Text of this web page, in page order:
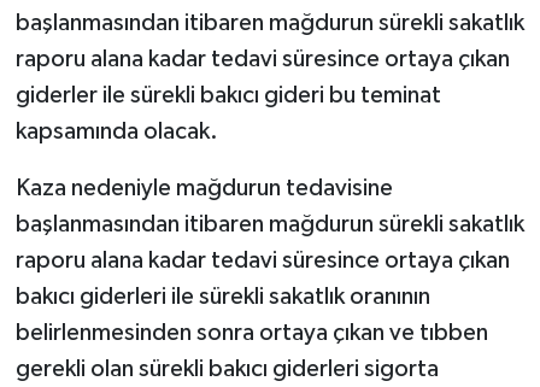
başlanmasından itibaren mağdurun sürekli sakatlık
raporu alana kadar tedavi süresince ortaya çıkan
giderler ile sürekli bakıcı gideri bu teminat
kapsamında olacak.
Kaza nedeniyle mağdurun tedavisine
başlanmasından itibaren mağdurun sürekli sakatlık
raporu alana kadar tedavi süresince ortaya çıkan
bakıcı giderleri ile sürekli sakatlık oranının
belirlenmesinden sonra ortaya çıkan ve tıbben
gerekli olan sürekli bakıcı giderleri sigorta